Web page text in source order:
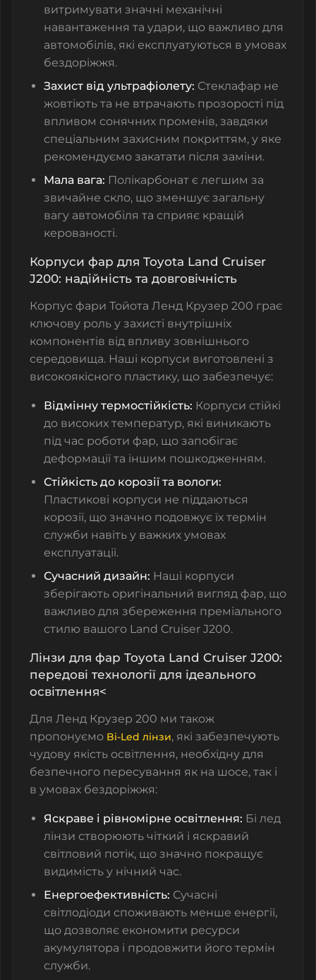
витримувати значні механічні
навантаження та удари, що важливо для
автомобілів, які експлуатуються в умовах
бездоріжжя.
Захист від ультрафіолету: Стеклафар не
жовтіють та не втрачають прозорості під
впливом сонячних променів, завдяки
спеціальним захисним покриттям, у яке
рекомендуємо закатати після заміни.
Мала вага: Полікарбонат є легшим за
звичайне скло, що зменшує загальну
вагу автомобіля та сприяє кращій
керованості.
Корпуси фар для Toyota Land Cruiser
J200: надійність та довговічність
Корпус фари Тойота Ленд Крузер 200 грає
ключову роль у захисті внутрішніх
компонентів від впливу зовнішнього
середовища. Наші корпуси виготовлені з
високоякісного пластику, що забезпечує:
Відмінну термостійкість: Корпуси стійкі
до високих температур, які виникають
під час роботи фар, що запобігає
деформації та іншим пошкодженням.
Стійкість до корозії та вологи:
Пластикові корпуси не піддаються
корозії, що значно подовжує їх термін
служби навіть у важких умовах
експлуатації.
Сучасний дизайн: Наші корпуси
зберігають оригінальний вигляд фар, що
важливо для збереження преміального
стилю вашого Land Cruiser J200.
Лінзи для фар Toyota Land Cruiser J200:
передові технології для ідеального
освітлення<
Для Ленд Крузер 200 ми також
пропонуємо Bi-Led лінзи, які забезпечують
чудову якість освітлення, необхідну для
безпечного пересування як на шосе, так і
в умовах бездоріжжя:
Яскраве і рівномірне освітлення: Бі лед
лінзи створюють чіткий і яскравий
світловий потік, що значно покращує
видимість у нічний час.
Енергоефективність: Сучасні
світлодіоди споживають менше енергії,
що дозволяє економити ресурси
акумулятора і продовжити його термін
служби.